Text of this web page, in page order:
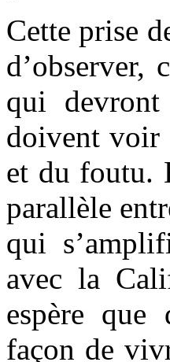
Cette prise
d’observer,
qui
doivent voir
et du foutu.
parallèle
qui
avec la
espère
façon de